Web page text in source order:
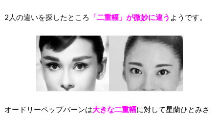
2人の違いを探したところ 「二重幅」が微妙に違う ようです。
オードリーペップバーンは大きな二重幅に対して星蘭ひとみさ